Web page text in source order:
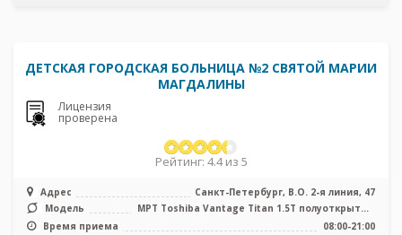
ДЕТСКАЯ ГОРОДСКАЯ БОЛЬНИЦА №2 СВЯТОЙ МАРИИ
МАГДАЛИНЫ
Лицензия
проверена
Рейтинг: 4.4 из 5
Адрес
Санкт-Петербург, В.О. 2-я линия, 47
Модель
МРТ Toshiba Vantage Titan 1.5T полуоткрытый
тип, КТ Siemens Somatom Em ...
Время приема
08:00-21:00